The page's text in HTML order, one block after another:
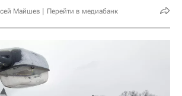
Майшев Перейти в медиабанк